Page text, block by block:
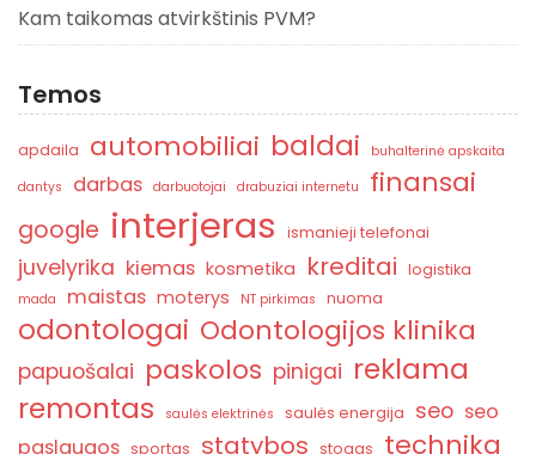
Kam taikomas atvirkštinis PVM?
Temos
apdaila automobiliai baldai
buhalterinė apskaita
dantys
darbas darbuotojai drabuziai internetu finansai
google interjeras ismanieji telefonai
juvelyrika kiemas kosmetika kreditai logistika
mada maistas moterys NT pirkimas nuoma
odontologai Odontologijos klinika
papuošalai paskolos pinigai reklama
remontas
saulės elektrinės saulės energija seo seo
paslaugos sportas statybos stogas technika